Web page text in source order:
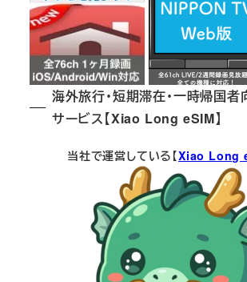
海外旅行・短期滞在・一時帰国
サービス【Xiao Long eSIM】
当社で運営している【Xiao Long